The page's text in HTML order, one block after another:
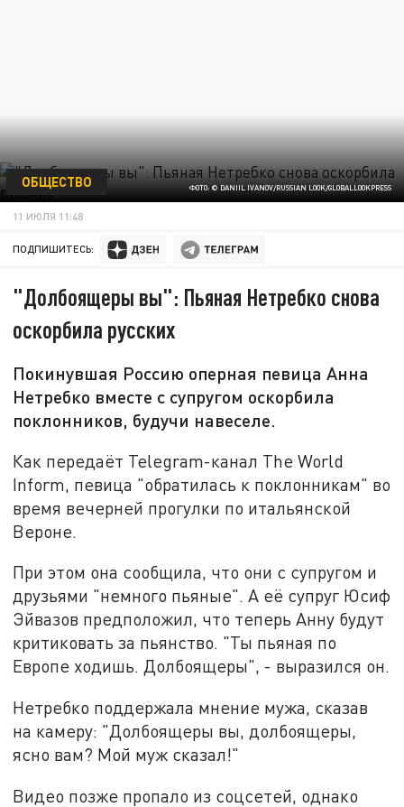
ФОТО: © DANIIL IVANOV/RUSSIAN LOOK/GLOBALLOOKPRESS
ОБЩЕСТВО
11 ИЮЛЯ 11:48
ПОДПИШИТЕСЬ:
"Долбоящеры вы": Пьяная Нетребко снова
оскорбила русских
Покинувшая Россию оперная певица Анна
Нетребко вместе с супругом оскорбила
поклонников, будучи навеселе.
Как передаёт Telegram-канал The World
Inform, певица "обратилась к поклонникам" во
время вечерней прогулки по итальянской
Вероне.
При этом она сообщила, что они с супругом и
друзьями "немного пьяные". А её супруг Юсиф
Эйвазов предположил, что теперь Анну будут
критиковать за пьянство. "Ты пьяная по
Европе ходишь. Долбоящеры", - выразился он.
Нетребко поддержала мнение мужа, сказав
на камеру: "Долбоящеры вы, долбоящеры,
ясно вам? Мой муж сказал!"
Видео позже пропало из соцсетей, однако